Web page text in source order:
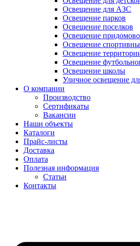
Освещение для АЗС
Освещение парков
Освещение поселков
Освещение
Освещение
Освещение
Освещение
Освещение школы
Уличное освещение
О компании
Производство
Сертификаты
Вакансии
Наши объекты
Каталоги
Прайс-листы
Доставка
Оплата
Полезная информация
Статьи
Контакты